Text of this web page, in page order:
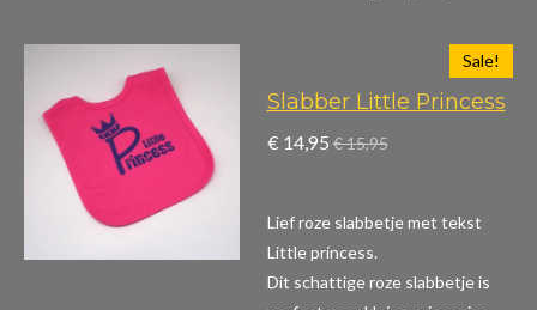
Sale!
Slabber Little Princess
€ 14,95 € 15,95
Lief roze slabbetje met tekst
Little princess.
Dit schattige roze slabbetje is